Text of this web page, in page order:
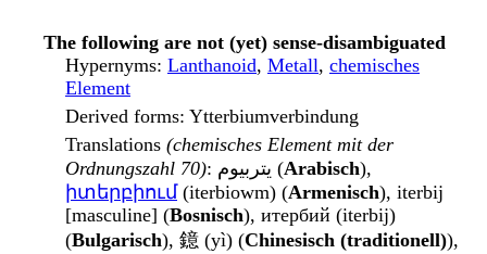
The following are not (yet) sense-disambiguated
Hypernyms: Lanthanoid, Metall, chemisches
Element
Derived forms: Ytterbiumverbindung
Translations (chemisches Element mit der
Ordnungszahl 70)
: يتربيوم (Arabisch),
իտերբիում(iterbiowm) (Armenisch), iterbij
[masculine] (Bosnisch), итербий (iterbij)
(Bulgarisch), 鐿 (yì) (Chinesisch (traditionell)),